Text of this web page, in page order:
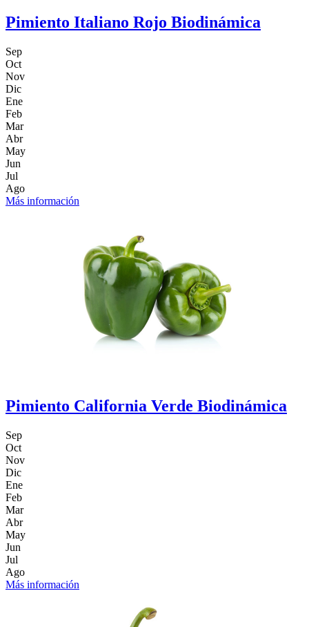
Pimiento Italiano Rojo Biodinámica
Sep
Oct
Nov
Dic
Ene
Feb
Mar
Abr
May
Jun
Jul
Ago
Más información
Pimiento California Verde Biodinámica
Sep
Oct
Nov
Dic
Ene
Feb
Mar
Abr
May
Jun
Jul
Ago
Más información